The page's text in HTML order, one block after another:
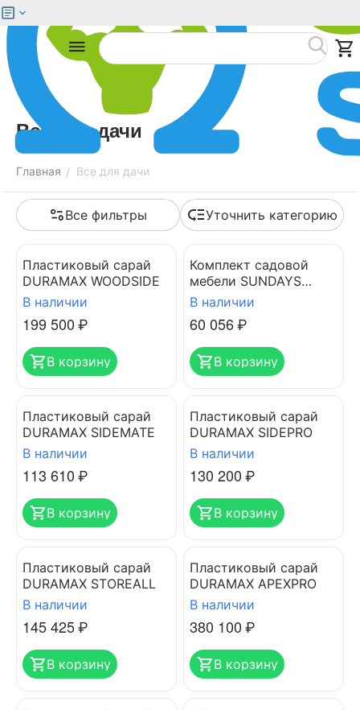
Все для дачи
Главная / Все для дачи
Все фильтры Уточнить категорию
Пластиковый сарай
DURAMAX WOODSIDE
В наличии
199 500₽
В корзину
Комплект садовой
мебели SUNDAYS
FITNESS LUC-75
В наличии
60 056₽
В корзину
Пластиковый сарай
DURAMAX SIDEMATE
В наличии
113 610₽
В корзину
Пластиковый сарай
DURAMAX SIDEPRO
В наличии
130 200₽
В корзину
Пластиковый сарай
DURAMAX STOREALL
В наличии
145 425₽
В корзину
Пластиковый сарай
DURAMAX APEXPRO
В наличии
380 100₽
В корзину
Меню Найти